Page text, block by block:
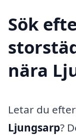
Sök
nära
Letar du
Ljungsarp?